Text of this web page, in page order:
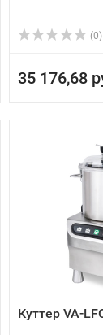
(0)
35 176,68
Куттер VA-